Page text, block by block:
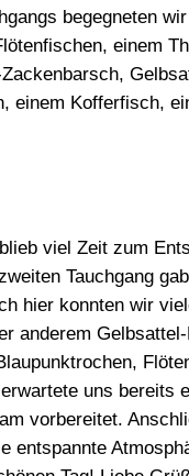
begegneten
einem
einem Kofferfisch,
viel Zeit zum
Tauchgang
hier konnten wir
anderem
uns bereits
vorbereitet.
entspannte